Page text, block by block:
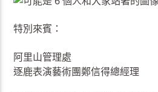
特別來賓：
阿里山管理處
逐鹿表演藝術團鄭信得總經理